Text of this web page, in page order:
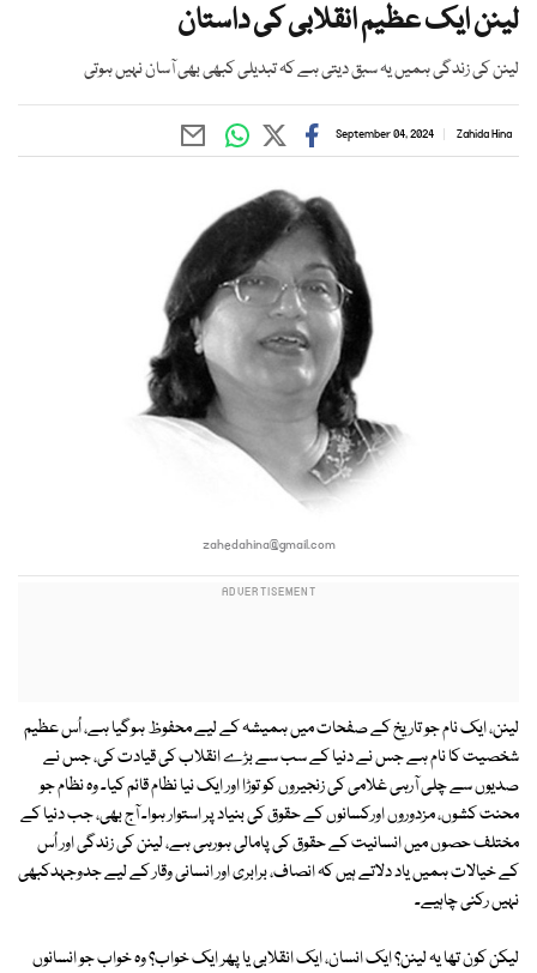
لینن ایک عظیم انقلابی کی داستان
لینن کی زندگی ہمیں یہ سبق دیتی ہے کہ تبدیلی کبھی بھی آسان نہیں ہوتی
Zahida Hina
September 04, 2024
zahedahina@gmail.com
لینن، ایک نام جو تاریخ کے صفحات میں ہمیشہ کے لیے محفوظ ہوگیا ہے، اُس عظیم
شخصیت کا نام ہے جس نے دنیا کے سب سے بڑے انقلاب کی قیادت کی، جس نے
صدیوں سے چلی آرہی غلامی کی زنجیروں کو توڑا اور ایک نیا نظام قائم کیا۔ وہ نظام جو
محنت کشوں، مزدوروں اورکسانوں کے حقوق کی بنیاد پر استوار ہوا۔ آج بھی، جب دنیا کے
مختلف حصوں میں انسانیت کے حقوق کی پامالی ہورہی ہے، لینن کی زندگی اور اُس
کے خیالات ہمیں یاد دلاتے ہیں کہ انصاف، برابری اور انسانی وقار کے لیے جدوجہدکبھی
نہیں رکنی چاہیے۔
لیکن کون تھا یہ لینن؟ ایک انسان، ایک انقلابی یا پھر ایک خواب؟ وہ خواب جو انسانوں